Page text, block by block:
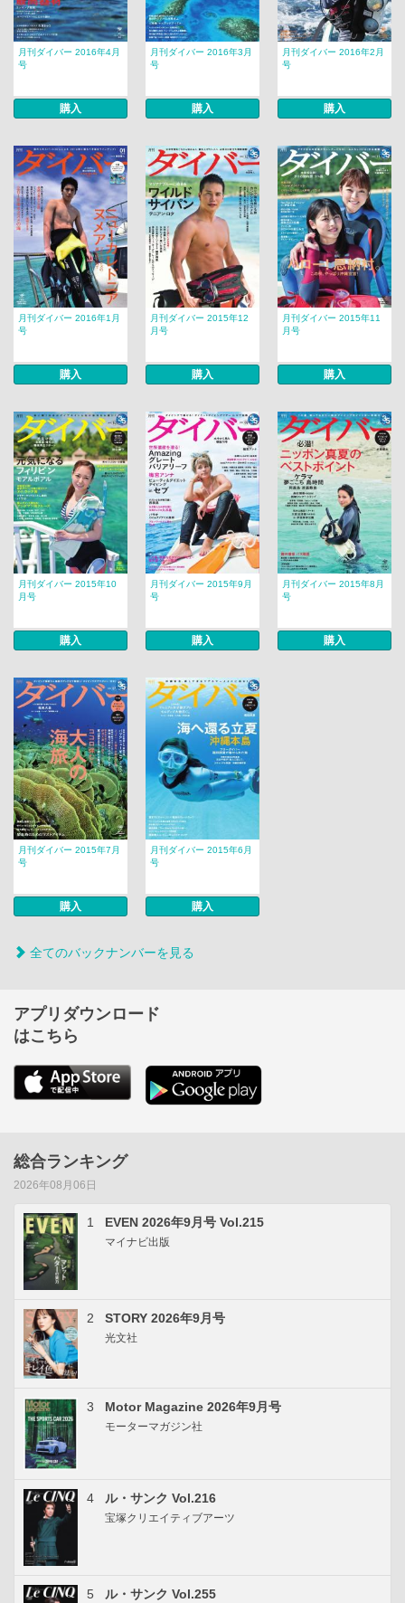
月刊ダイバー 2016年4月
号
購入
月刊ダイバー 2016年3月
号
購入
月刊ダイバー 2016年2月
号
購入
月刊ダイバー 2016年1月
号
購入
月刊ダイバー 2015年12
月号
購入
月刊ダイバー 2015年11
月号
購入
月刊ダイバー 2015年10
月号
購入
月刊ダイバー 2015年9月
号
購入
月刊ダイバー 2015年8月
号
購入
月刊ダイバー 2015年7月
号
購入
月刊ダイバー 2015年6月
号
購入
全てのバックナンバーを見る
アプリダウンロード
はこちら
総合ランキング
2026年08月06日
1 EVEN 2026年9月号 Vol.215
マイナビ出版
2 STORY 2026年9月号
光文社
3 Motor Magazine 2026年9月号
モーターマガジン社
4 ル・サンク Vol.216
宝塚クリエイティブアーツ
5 ル・サンク Vol.255